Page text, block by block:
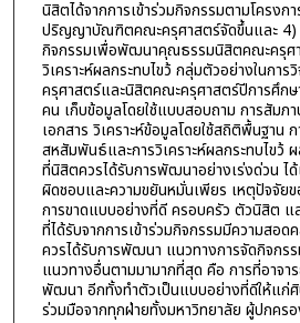
นิสิตได้จากการเข้าร่วมกิจกรรมตามโครง
ปริญญาบัณฑิตคณะครุศาสตร์จัดขึ้นและ 4)
กิจกรรมเพื่อพัฒนาคุณธรรมนิสิตคณะครุศา
วิเคราะห์ผลกระทบไขว้ กลุ่มตัวอย่างในกา
ครุศาสตร์และนิสิตคณะครุศาสตร์ปีการศึก
คน เก็บข้อมูลโดยใช้แบบสอบถาม การสัมภ
เอกสาร วิเคราะห์ข้อมูลโดยใช้สถิติพื้นฐาน
สหสัมพันธ์และการวิเคราะห์ผลกระทบไขว้
ที่นิสิตควรได้รับการพัฒนาอย่างเร่งด่วน ไ
ผิดชอบและความขยันหมั่นเพียร เหตุปัจจัย
การขาดแบบอย่างที่ดี ครอบครัว ตัวนิสิต
ที่ได้รับจากการเข้าร่วมกิจกรรมมีความส
ควรได้รับการพัฒนา แนวทางการจัดกิจกร
แนวทางอื่นตามมามากที่สุด คือ การที่อาจาร
พัฒนา อีกทั้งทำตัวเป็นแบบอย่างที่ดีให้แก่ศิ
ร่วมมือจากทุกฝ่ายทั้งมหาวิทยาลัย ผู้ปกคร